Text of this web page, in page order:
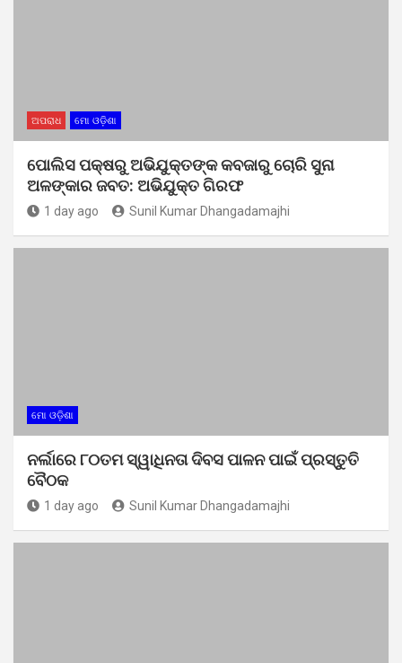
ଅପରାଧ ମୋ ଓଡ଼ିଶା
ପୋଲିସ ପକ୍ଷରୁ ଅଭିଯୁକ୍ତଙ୍କ କବଜାରୁ ଚୋରି ସୁନା
ଅଳଙ୍କାର ଜବତ: ଅଭିଯୁକ୍ତ ଗିରଫ
1 day ago Sunil Kumar Dhangadamajhi
ମୋ ଓଡ଼ିଶା
ନର୍ଲାରେ ୮୦ତମ ସ୍ୱାଧିନତା ଦିବସ ପାଳନ ପାଇଁ ପ୍ରସ୍ତୁତି
ବୈଠକ
1 day ago Sunil Kumar Dhangadamajhi